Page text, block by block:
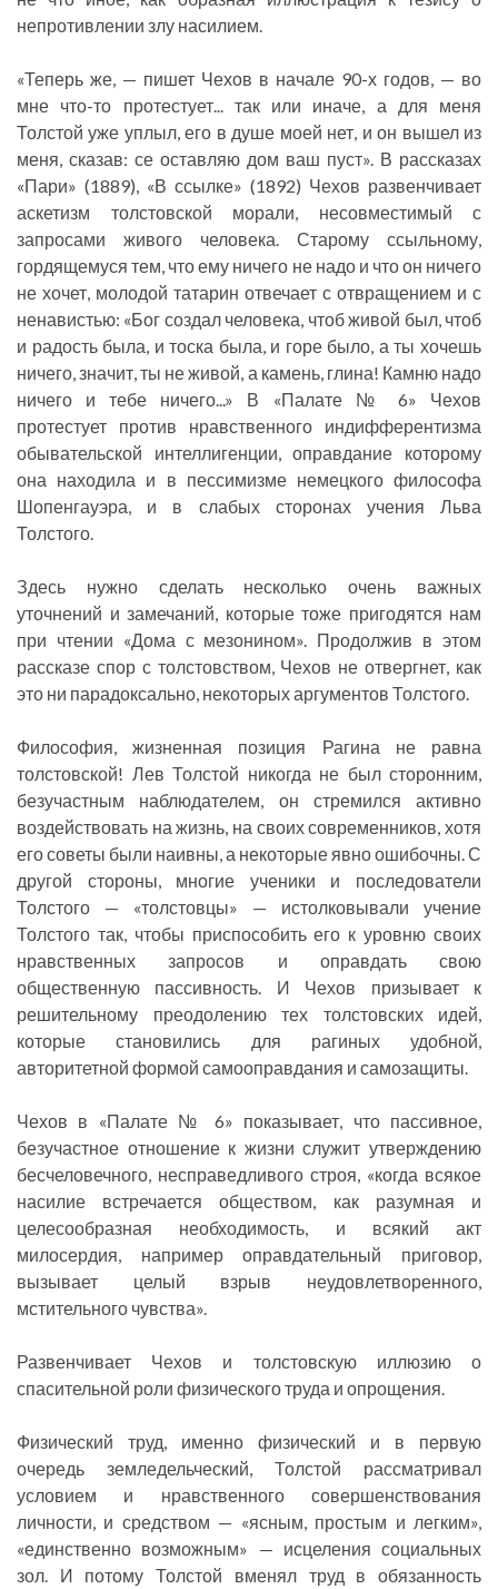
непротивлении злу насилием.
«Теперь же, — пишет Чехов в начале 90-х годов, — во
мне что-то протестует... так или иначе, а для меня
Толстой уже уплыл, его в душе моей нет, и он вышел из
меня, сказав: се оставляю дом ваш пуст». В рассказах
«Пари» (1889), «В ссылке» (1892) Чехов развенчивает
аскетизм толстовской морали, несовместимый с
запросами живого человека. Старому ссыльному,
гордящемуся тем, что ему ничего не надо и что он ничего
не хочет, молодой татарин отвечает с отвращением и с
ненавистью: «Бог создал человека, чтоб живой был, чтоб
и радость была, и тоска была, и горе было, а ты хочешь
ничего, значит, ты не живой, а камень, глина! Камню надо
ничего и тебе ничего...» В «Палате № 6» Чехов
протестует против нравственного индифферентизма
обывательской интеллигенции, оправдание которому
она находила и в пессимизме немецкого философа
Шопенгауэра, и в слабых сторонах учения Льва
Толстого.
Здесь нужно сделать несколько очень важных
уточнений и замечаний, которые тоже пригодятся нам
при чтении «Дома с мезонином». Продолжив в этом
рассказе спор с толстовством, Чехов не отвергнет, как
это ни парадоксально, некоторых аргументов Толстого.
Философия, жизненная позиция Рагина не равна
толстовской! Лев Толстой никогда не был сторонним,
безучастным наблюдателем, он стремился активно
воздействовать на жизнь, на своих современников, хотя
его советы были наивны, а некоторые явно ошибочны. С
другой стороны, многие ученики и последователи
Толстого — «толстовцы» — истолковывали учение
Толстого так, чтобы приспособить его к уровню своих
нравственных запросов и оправдать свою
общественную пассивность. И Чехов призывает к
решительному преодолению тех толстовских идей,
которые становились для рагиных удобной,
авторитетной формой самооправдания и самозащиты.
Чехов в «Палате № 6» показывает, что пассивное,
безучастное отношение к жизни служит утверждению
бесчеловечного, несправедливого строя, «когда всякое
насилие встречается обществом, как разумная и
целесообразная необходимость, и всякий акт
милосердия, например оправдательный приговор,
вызывает целый взрыв неудовлетворенного,
мстительного чувства».
Развенчивает Чехов и толстовскую иллюзию о
спасительной роли физического труда и опрощения.
Физический труд, именно физический и в первую
очередь земледельческий, Толстой рассматривал
условием и нравственного совершенствования
личности, и средством — «ясным, простым и легким»,
«единственно возможным» — исцеления социальных
зол. И потому Толстой вменял труд в обязанность